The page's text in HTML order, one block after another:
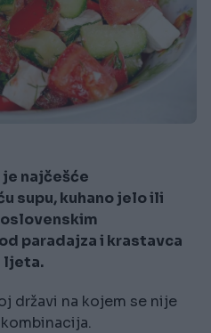
najčešće
supu, kuhano jelo ili
paradajza i krastavca
ljeta.
državi na kojem se nije